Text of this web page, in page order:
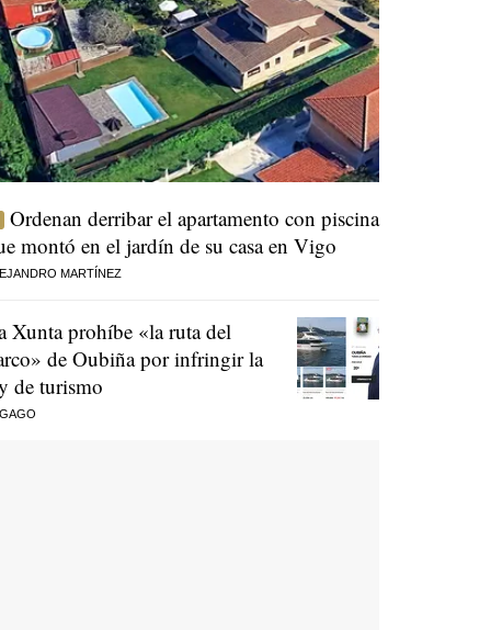
Ordenan derribar el apartamento con piscina
montó en el jardín de su casa en Vigo
MARTÍNEZ
Xunta prohíbe «la ruta del
de Oubiña por infringir la
de turismo